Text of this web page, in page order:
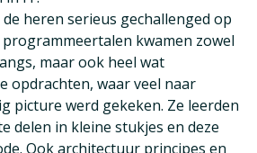
heren serieus gechallenged op
kwamen zowel
maar ook heel wat
opdrachten, waar veel naar
picture werd gekeken. Ze leerden
delen in kleine stukjes en deze
Ook architectuur principes en